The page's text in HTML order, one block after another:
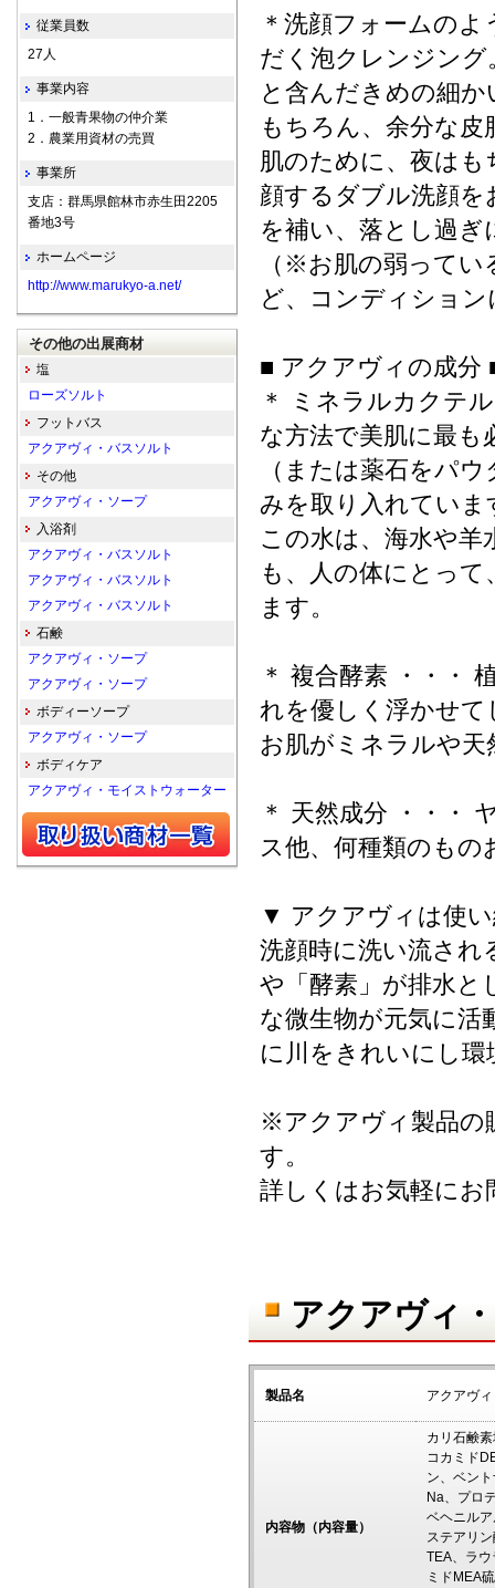
＊洗顔フォームの
だく泡クレンジン
と含んだきめの細
もちろん、余分な
肌のために、夜は
顔するダブル洗顔
を補い、落とし過
（※お肌の弱って
ど、コンディショ
■ アクアヴィの成分
＊ ミネラルカクテ
な方法で美肌に最も
（または薬石をパ
みを取り入れていま
この水は、海水や
も、人の体にとっ
ます。
＊ 複合酵素 ・・・
れを優しく浮かせ
お肌がミネラルや
＊ 天然成分 ・・・
ス他、何種類のも
▼ アクアヴィは使
洗顔時に洗い流され
や「酵素」が排水と
な微生物が元気に
に川をきれいにし
※アクアヴィ製品の
す。
詳しくはお気軽にお
アクアヴィ
製品名 アクアヴ
内容物（内容量）
カリ石鹸
コカミド
ン、ベン
Na、プロ
ベヘニル
ステアリ
TEA、ラ
ミドMEA
従業員数
27人
事業内容
1．一般青果物の仲介業
2．農業用資材の売買
事業所
支店：群馬県館林市赤生田2205
番地3号
ホームページ
http://www.marukyo-a.net/
その他の出展商材
塩
ローズソルト
フットバス
アクアヴィ・バスソルト
その他
アクアヴィ・ソープ
入浴剤
アクアヴィ・バスソルト
アクアヴィ・バスソルト
アクアヴィ・バスソルト
石鹸
アクアヴィ・ソープ
アクアヴィ・ソープ
ボディーソープ
アクアヴィ・ソープ
ボディケア
アクアヴィ・モイストウォーター